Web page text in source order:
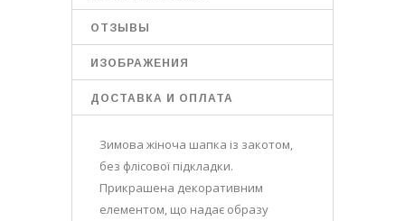
ОТЗЫВЫ
ИЗОБРАЖЕНИЯ
ДОСТАВКА И ОПЛАТА
Зимова жіноча шапка із закотом,
без флісової підкладки.
Прикрашена декоративним
елементом, що надає образу